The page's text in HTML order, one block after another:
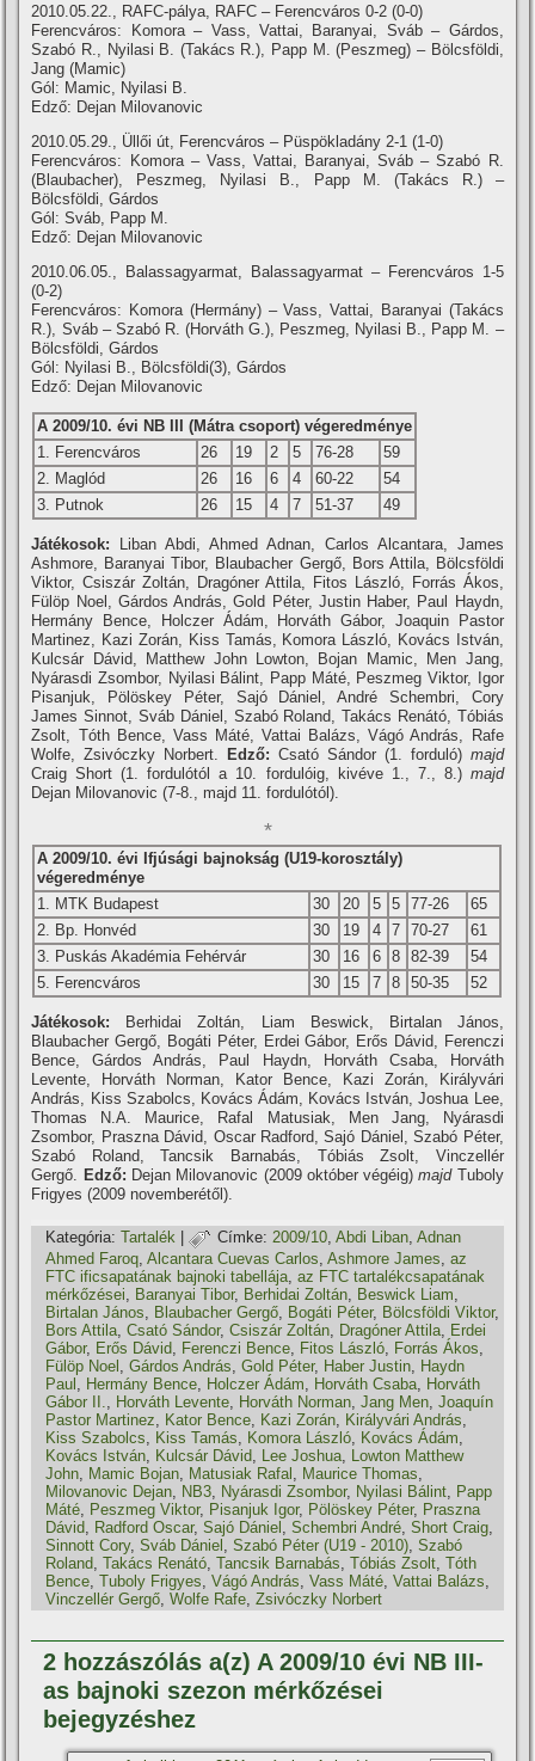
2010.05.22., RAFC-pálya, RAFC – Ferencváros 0-2 (0-0)
Ferencváros: Komora – Vass, Vattai, Baranyai, Sváb – Gárdos,
Szabó R., Nyilasi B. (Takács R.), Papp M. (Peszmeg) – Bölcsföldi,
Jang (Mamic)
Gól: Mamic, Nyilasi B.
Edző: Dejan Milovanovic
2010.05.29., Üllői út, Ferencváros – Püspökladány 2-1 (1-0)
Ferencváros: Komora – Vass, Vattai, Baranyai, Sváb – Szabó R.
(Blaubacher), Peszmeg, Nyilasi B., Papp M. (Takács R.) –
Bölcsföldi, Gárdos
Gól: Sváb, Papp M.
Edző: Dejan Milovanovic
2010.06.05., Balassagyarmat, Balassagyarmat – Ferencváros 1-5
(0-2)
Ferencváros: Komora (Hermány) – Vass, Vattai, Baranyai (Takács
R.), Sváb – Szabó R. (Horváth G.), Peszmeg, Nyilasi B., Papp M. –
Bölcsföldi, Gárdos
Gól: Nyilasi B., Bölcsföldi(3), Gárdos
Edző: Dejan Milovanovic
A 2009/10. évi NB III (Mátra csoport) végeredménye
1. Ferencváros
26 19 2 5 76-28
59
2. Maglód
26 16 6 4 60-22
54
3. Putnok
26 15 4 7 51-37 49
Játékosok: Liban Abdi, Ahmed Adnan, Carlos Alcantara, James
Ashmore, Baranyai Tibor, Blaubacher Gergő, Bors Attila, Bölcsföldi
Viktor, Csiszár Zoltán, Dragóner Attila, Fitos László, Forrás Ákos,
Fülöp Noel, Gárdos András, Gold Péter, Justin Haber, Paul Haydn,
Hermány Bence, Holczer Ádám, Horváth Gábor, Joaquin Pastor
Martinez, Kazi Zorán, Kiss Tamás, Komora László, Kovács István,
Kulcsár Dávid, Matthew John Lowton, Bojan Mamic, Men Jang,
Nyárasdi Zsombor, Nyilasi Bálint, Papp Máté, Peszmeg Viktor, Igor
Pisanjuk, Pölöskey Péter, Sajó Dániel, André Schembri, Cory
James Sinnot, Sváb Dániel, Szabó Roland, Takács Renátó, Tóbiás
Zsolt, Tóth Bence, Vass Máté, Vattai Balázs, Vágó András, Rafe
Wolfe, Zsivóczky Norbert.Edző: Csató Sándor (1. forduló) majd
Craig Short (1. fordulótól a 10. fordulóig, kivéve 1., 7., 8.) majd
Dejan Milovanovic (7-8., majd 11. fordulótól).
*
A 2009/10. évi Ifjúsági bajnokság (U19-korosztály)
végeredménye
1. MTK Budapest
30 20 5 5 77-26
65
2. Bp. Honvéd
30 19 4 7 70-27
61
3. Puskás Akadémia Fehérvár
30 16 6 8 82-39
54
5. Ferencváros
30 15 7 8 50-35 52
Játékosok: Berhidai Zoltán, Liam Beswick, Birtalan János,
Blaubacher Gergő, Bogáti Péter, Erdei Gábor, Erős Dávid, Ferenczi
Bence, Gárdos András, Paul Haydn, Horváth Csaba, Horváth
Levente, Horváth Norman, Kator Bence, Kazi Zorán, Királyvári
András, Kiss Szabolcs, Kovács Ádám, Kovács István, Joshua Lee,
Thomas N.A. Maurice, Rafal Matusiak, Men Jang, Nyárasdi
Zsombor, Praszna Dávid, Oscar Radford, Sajó Dániel, Szabó Péter,
Szabó Roland, Tancsik Barnabás, Tóbiás Zsolt, Vinczellér
Gergő. Edző: Dejan Milovanovic (2009 október végéig)majdTuboly
Frigyes (2009 novemberétől).
Kategória: Tartalék | Címke: 2009/10,Abdi Liban,Adnan
Ahmed Faroq ,Alcantara Cuevas Carlos ,Ashmore James ,az
FTC ificsapatának bajnoki tabellája ,az FTC tartalékcsapatának
mérkőzései
Baranyai Tibor, Berhidai Zoltán Beswick Liam
Birtalan János
Blaubacher Gergő Bogáti Péter, Bölcsföldi Viktor,
Bors Attila ,Csató Sándor,Csiszár Zoltán Dragóner Attila Erdei
Gábor, Erős Dávid Ferenczi Bence Fitos László Forrás Ákos
Fülöp Noel ,Gárdos András ,Gold Péter, Haber Justin Haydn
Paul
Hermány Bence Holczer Ádám Horváth Csaba Horváth
Gábor II.
Horváth Levente Horváth Norman ,Jang Men ,Joaquí­n
Pastor Martinez
Kator Bence Kazi Zorán Királyvári András
Kiss Szabolcs
Kiss Tamás Komora László Kovács Ádám
Kovács István Kulcsár Dávid Lee Joshua Lowton Matthew
John Mamic Bojan Matusiak Rafal Maurice Thomas
Milovanovic Dejan NB3 Nyárasdi Zsombor, Nyilasi Bálint Papp
Máté Peszmeg Viktor, Pisanjuk Igor, Pölöskey Péter, Praszna
Dávid Radford Oscar,Sajó Dániel ,Schembri André ,Short Craig
Sinnott Cory,Sváb Dániel ,Szabó Péter (U19 - 2010) ,Szabó
Roland ,Takács Renátó ,Tancsik Barnabás ,Tóbiás Zsolt ,Tóth
Bence ,Tuboly Frigyes ,Vágó András ,Vass Máté ,Vattai Balázs
Vinczellér Gergő ,Wolfe Rafe ,Zsivóczky Norbert
2 hozzászólás a(z) A 2009/10 évi NB III-
as bajnoki szezon mérkőzései
bejegyzéshez